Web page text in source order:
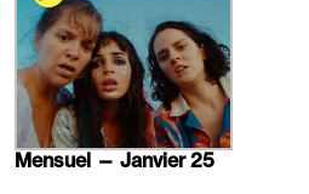
Mensuel — Janvier 25